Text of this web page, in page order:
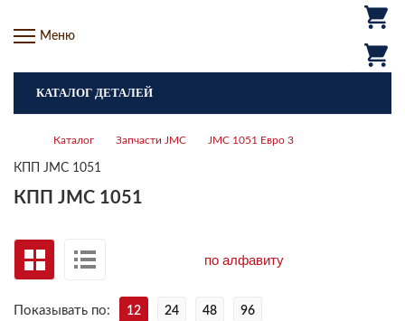
Меню
КАТАЛОГ ДЕТАЛЕЙ
Каталог Запчасти JMC JMC 1051 Евро 3
КПП JMC 1051
КПП JMC 1051
Показывать по: 12 24 48 96